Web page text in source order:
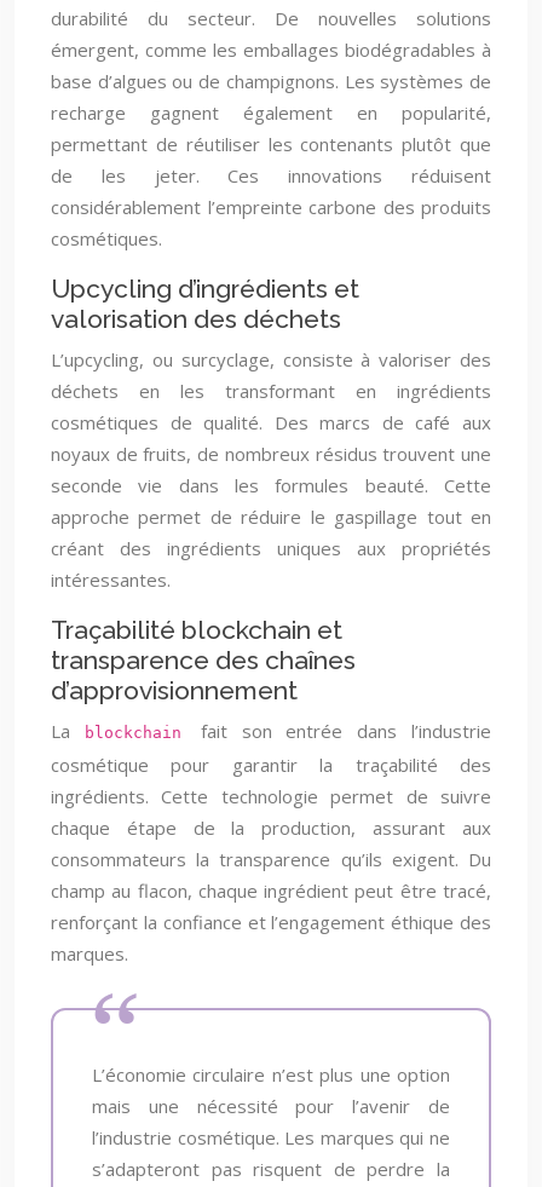
durabilité du secteur. De nouvelles solutions
émergent, comme les emballages biodégradables à
base d’algues ou de champignons. Les systèmes de
recharge gagnent également en popularité,
permettant de réutiliser les contenants plutôt que
de les jeter. Ces innovations réduisent
considérablement l’empreinte carbone des produits
cosmétiques.
Upcycling d’ingrédients et
valorisation des déchets
L’upcycling, ou surcyclage, consiste à valoriser des
déchets en les transformant en ingrédients
cosmétiques de qualité. Des marcs de café aux
noyaux de fruits, de nombreux résidus trouvent une
seconde vie dans les formules beauté. Cette
approche permet de réduire le gaspillage tout en
créant des ingrédients uniques aux propriétés
intéressantes.
Traçabilité blockchain et
transparence des chaînes
d’approvisionnement
La blockchain fait son entrée dans l’industrie
cosmétique pour garantir la traçabilité des
ingrédients. Cette technologie permet de suivre
chaque étape de la production, assurant aux
consommateurs la transparence qu’ils exigent. Du
champ au flacon, chaque ingrédient peut être tracé,
renforçant la confiance et l’engagement éthique des
marques.
L’économie circulaire n’est plus une option
mais une nécessité pour l’avenir de
l’industrie cosmétique. Les marques qui ne
s’adapteront pas risquent de perdre la